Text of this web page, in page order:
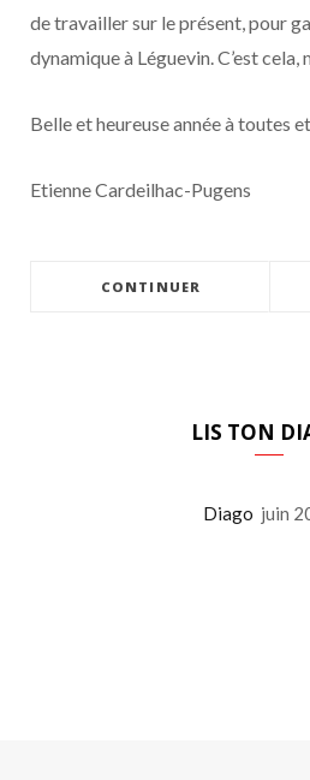
de travailler sur le présent, pour
dynamique à Léguevin. C’est
Belle et heureuse année à toutes
Etienne Cardeilhac-Pugens
CONTINUER
LIS TON
Diago juin